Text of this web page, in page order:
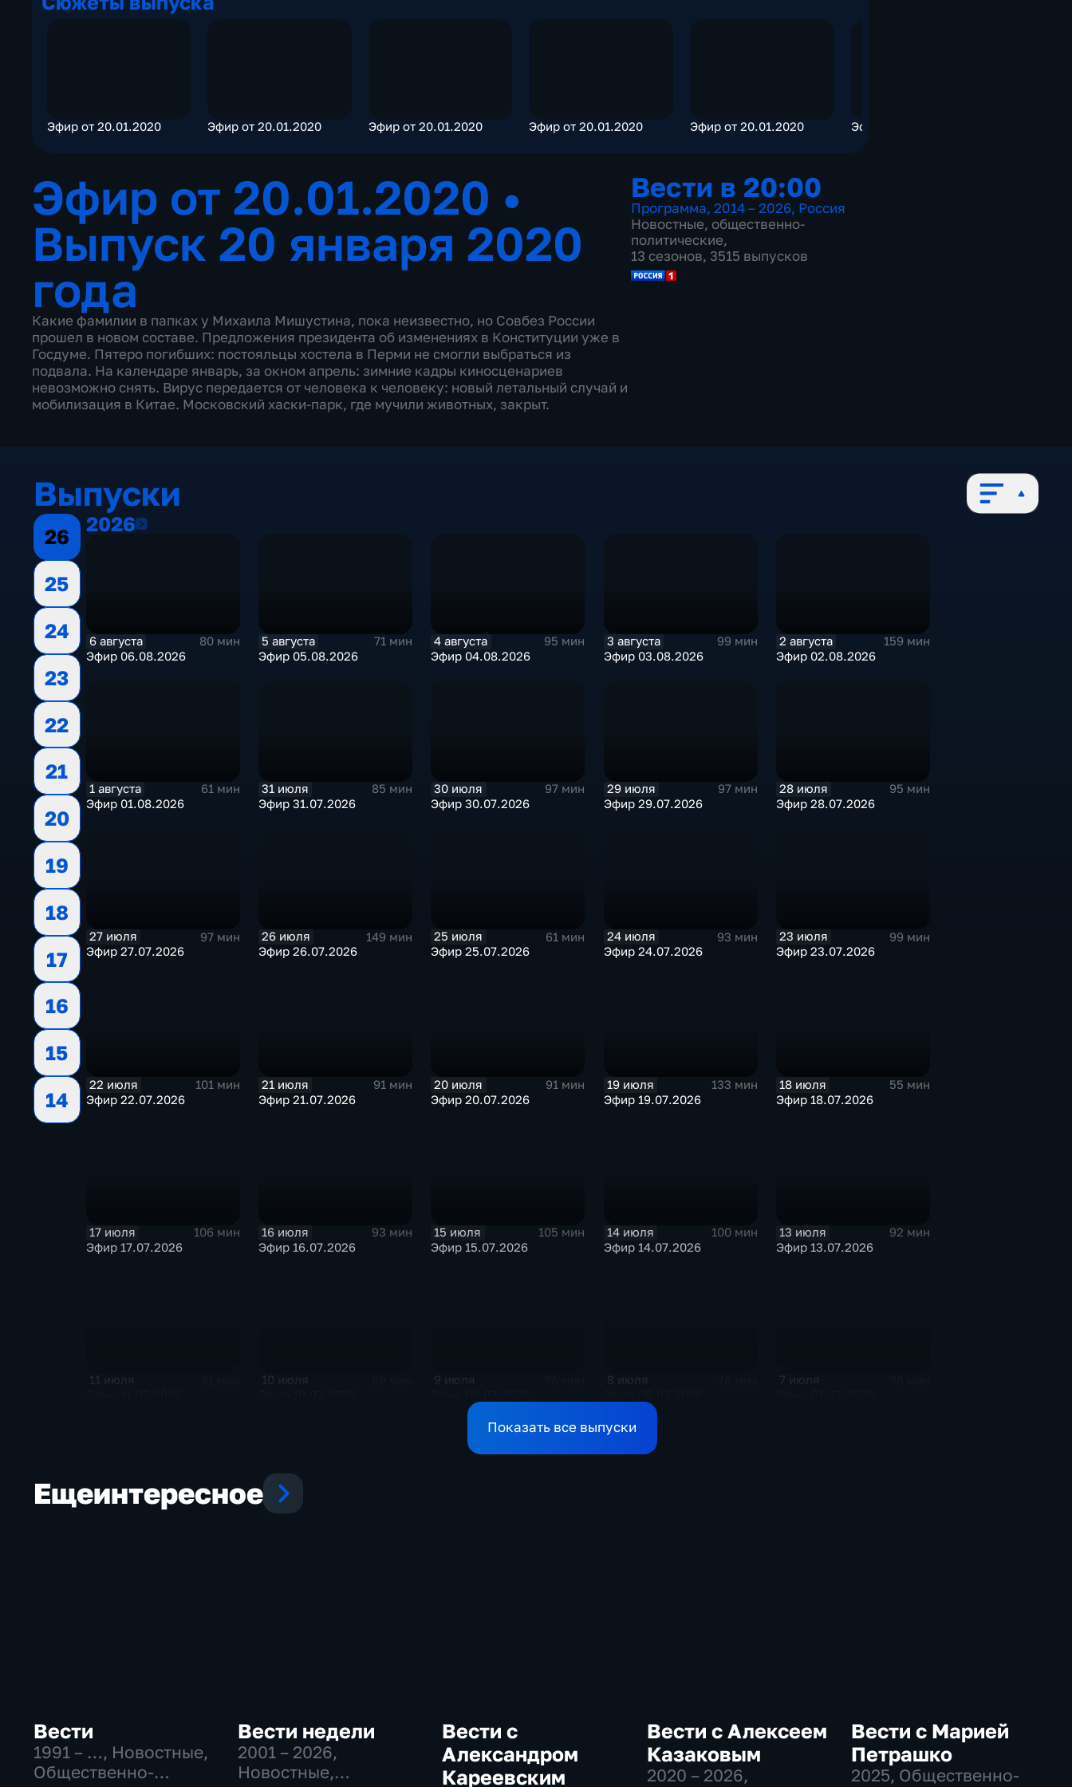
Эфир от 20.01.2020 Эфир от 20.01.2020 Эфир от 20.01.2020 Эфир от 20.01.2020 Эфир от 20.01.2020 Эфир от 20.01.2020
Эфир от 20.01.2020 •
Выпуск 20 января 2020
года
Какие фамилии в папках у Михаила Мишустина, пока неизвестно, но Совбез России
прошел в новом составе. Предложения президента об изменениях в Конституции уже в
Госдуме. Пятеро погибших: постояльцы хостела в Перми не смогли выбраться из
подвала. На календаре январь, за окном апрель: зимние кадры киносценариев
невозможно снять. Вирус передается от человека к человеку: новый летальный случай и
мобилизация в Китае. Московский хаски-парк, где мучили животных, закрыт.
Вести в 20:00
Программа, 2014 – 2026, Россия
Новостные, общественно-
политические,
13 сезонов, 3515 выпусков
Выпуски
26
25
24
23
22
21
20
19
18
17
16
15
14
20262026
6 августа
80 мин
Эфир 06.08.2026
5 августа
71 мин
Эфир 05.08.2026
4 августа
95 мин
Эфир 04.08.2026
3 августа
99 мин
Эфир 03.08.2026
2 августа
159 мин
Эфир 02.08.2026
1 августа
61 мин
Эфир 01.08.2026
31 июля
85 мин
Эфир 31.07.2026
30 июля
97 мин
Эфир 30.07.2026
29 июля
97 мин
Эфир 29.07.2026
28 июля
95 мин
Эфир 28.07.2026
27 июля
97 мин
Эфир 27.07.2026
26 июля
149 мин
Эфир 26.07.2026
25 июля
61 мин
Эфир 25.07.2026
24 июля
93 мин
Эфир 24.07.2026
23 июля
99 мин
Эфир 23.07.2026
22 июля
101 мин
Эфир 22.07.2026
21 июля
91 мин
Эфир 21.07.2026
20 июля
91 мин
Эфир 20.07.2026
19 июля
133 мин
Эфир 19.07.2026
18 июля
55 мин
Эфир 18.07.2026
17 июля
106 мин
Эфир 17.07.2026
16 июля
93 мин
Эфир 16.07.2026
15 июля
105 мин
Эфир 15.07.2026
14 июля
100 мин
Эфир 14.07.2026
13 июля
92 мин
Эфир 13.07.2026
11 июля 10 июля 9 июля 8 июля 7 июля
Показать все выпуски
Ещеинтересное
Вести
1991 – …, Новостные,
Общественно-
Вести недели
2001 – 2026,
Новостные,
Вести с
Александром
Кареевским
Вести с Алексеем
Казаковым
2020 – 2026,
Вести с Марией
Петрашко
2025, Общественно-